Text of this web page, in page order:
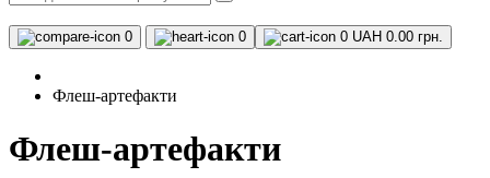
0 0 0 UAH 0.00 грн.
Флеш-артефакти
Флеш-артефакти